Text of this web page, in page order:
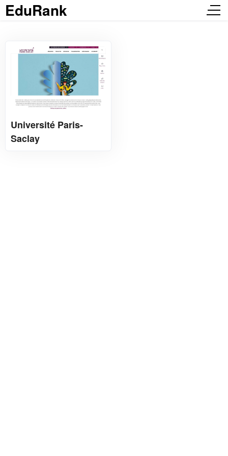
EduRank
Université Paris-
Saclay